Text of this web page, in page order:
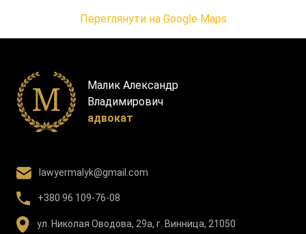
Переглянути на Google Maps
Малик Александр
Владимирович
адвокат
lawyermalyk@gmail.com
+380 96 109-76-08
ул. Николая Оводова, 29а, г. Винница, 21050